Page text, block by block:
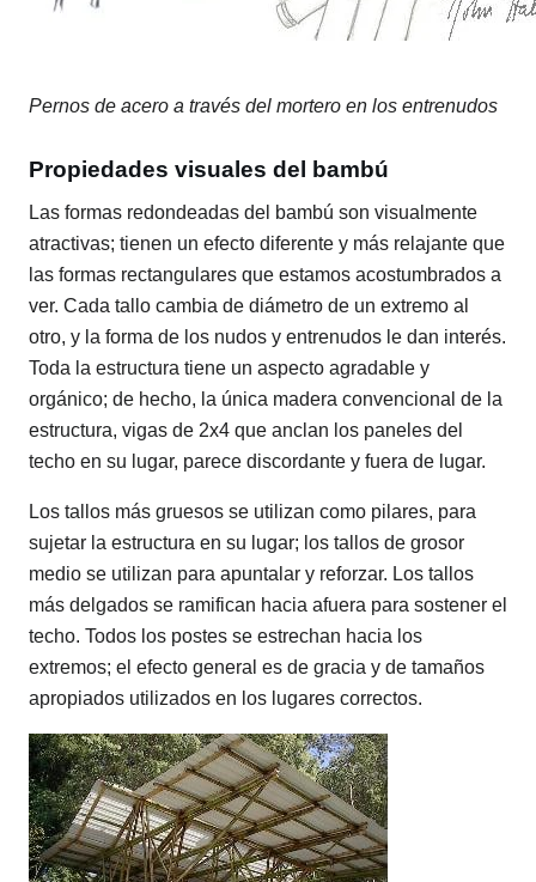
Pernos de acero a través del mortero en los entrenudos
Propiedades visuales del bambú
Las formas redondeadas del bambú son visualmente
atractivas; tienen un efecto diferente y más relajante que
las formas rectangulares que estamos acostumbrados a
ver. Cada tallo cambia de diámetro de un extremo al
otro, y la forma de los nudos y entrenudos le dan interés.
Toda la estructura tiene un aspecto agradable y
orgánico; de hecho, la única madera convencional de la
estructura, vigas de 2x4 que anclan los paneles del
techo en su lugar, parece discordante y fuera de lugar.
Los tallos más gruesos se utilizan como pilares, para
sujetar la estructura en su lugar; los tallos de grosor
medio se utilizan para apuntalar y reforzar. Los tallos
más delgados se ramifican hacia afuera para sostener el
techo. Todos los postes se estrechan hacia los
extremos; el efecto general es de gracia y de tamaños
apropiados utilizados en los lugares correctos.